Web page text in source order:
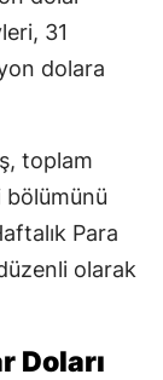
31
dolara
toplam
bölümünü
Para
olarak
Doları